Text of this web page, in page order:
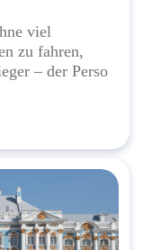
viel
zu fahren,
– der Perso